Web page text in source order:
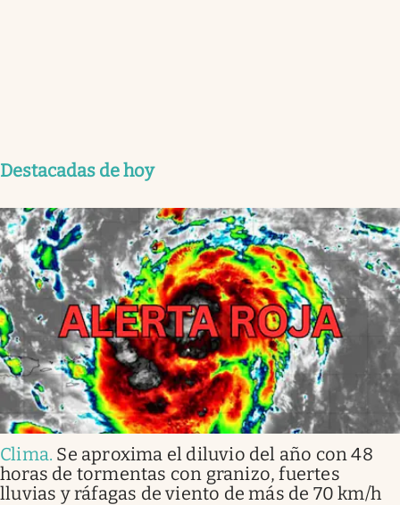
Destacadas de hoy
Clima. Se aproxima el diluvio del año con 48
horas de tormentas con granizo, fuertes
lluvias y ráfagas de viento de más de 70 km/h